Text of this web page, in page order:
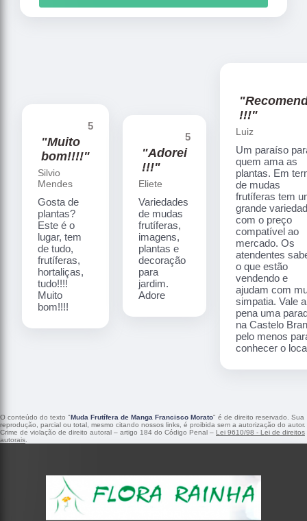
5
"Muito
bom!!!!"
Silvio
Mendes
Gosta de
plantas?
Este é o
lugar, tem
de tudo,
frutíferas,
hortaliças,
tudo!!!!
Muito
bom!!!!
5
"Adorei
!!!"
Eliete
Variedades
de mudas
frutíferas,
imagens,
plantas e
decoração
para
jardim.
Adore
!!!"
Luiz
Um paraíso
quem ama as
plantas. Em
de mudas
frutíferas tem
grande
com o preço
compatível ao
mercado. Os
atendentes
o que estão
vendendo e
ajudam com
simpatia. Vale a
pena uma
na Castelo
pelo menos
conhecer o
O conteúdo do texto "Muda Frutífera de Manga Francisco Morato" é de direito reservado. Sua
reprodução, parcial ou total, mesmo citando nossos links, é proibida sem a autorização do autor.
Crime de violação de direito autoral – artigo 184 do Código Penal – Lei 9610/98 - Lei de direitos
autorais